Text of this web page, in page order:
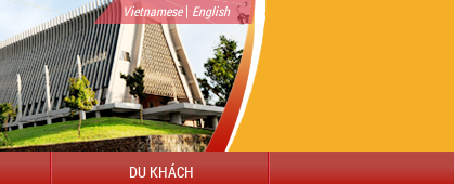
Vietnamese| English
DU KHÁCH